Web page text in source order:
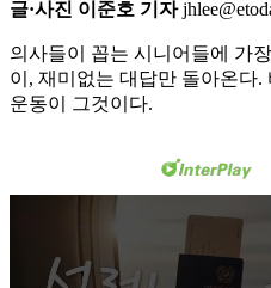
글·사진 이준호 기자
의사들이 꼽는 시니어들에 가
이, 재미없는 대답만 돌아온다
운동이 그것이다.